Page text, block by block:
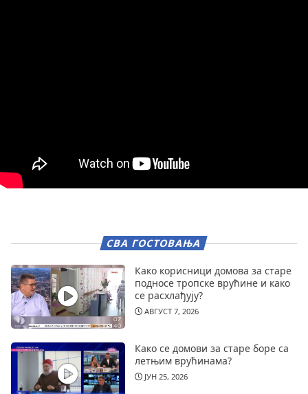
СВА ГОСТОВАЊА
Како корисници домова за старе
подносе тропске врућине и како
се расхлађују?
АВГУСТ 7, 2026
Како се домови за старе боре са
летњим врућинама?
ЈУН 25, 2026